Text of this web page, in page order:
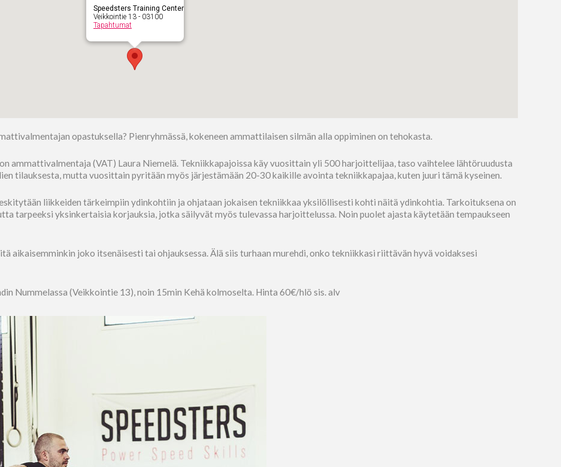
Speedsters Training Center
Veikkointie 13 - 03100
Tapahtumat
opastuksella? Pienryhmässä, kokeneen ammattilaisen silmän alla oppiminen on tehokasta.
ammattivalmentaja (VAT) Laura Niemelä. Tekniikkapajoissa käy vuosittain yli 500 harjoittelijaa, taso vaihtelee lähtöruudusta
tilauksesta, mutta vuosittain pyritään myös järjestämään 20-30 kaikille avointa tekniikkapajaa, kuten juuri tämä kyseinen.
liikkeiden tärkeimpiin ydinkohtiin ja ohjataan jokaisen tekniikkaa yksilöllisesti kohti näitä ydinkohtia. Tarkoituksena on
tarpeeksi yksinkertaisia korjauksia, jotka säilyvät myös tulevassa harjoittelussa. Noin puolet ajasta käytetään tempaukseen
aikaisemminkin joko itsenäisesti tai ohjauksessa. Älä siis turhaan murehdi, onko tekniikkasi riittävän hyvä voidaksesi
Nummelassa (Veikkointie 13), noin 15min Kehä kolmoselta. Hinta 60€/hlö sis. alv